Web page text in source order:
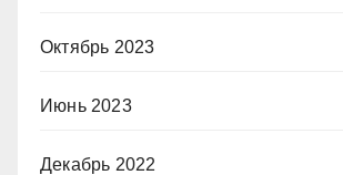
Октябрь 2023
Июнь 2023
Декабрь 2022